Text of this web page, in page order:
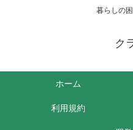
暮らしの
ク
ホーム
利用規約